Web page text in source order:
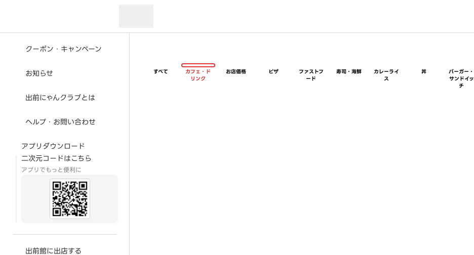
クーポン・キャンペーン
お知らせ
出前にゃんクラブとは
ヘルプ・お問い合わせ
アプリダウンロード
二次元コードはこちら
アプリでもっと便利に
出前館に出店する
すべて
カフェ・ド
リンク
お店価格 ピザ
ファストフ
ード
寿司・海鮮
カレーライ
ス
丼
バーガー・
サンドイッ
チ